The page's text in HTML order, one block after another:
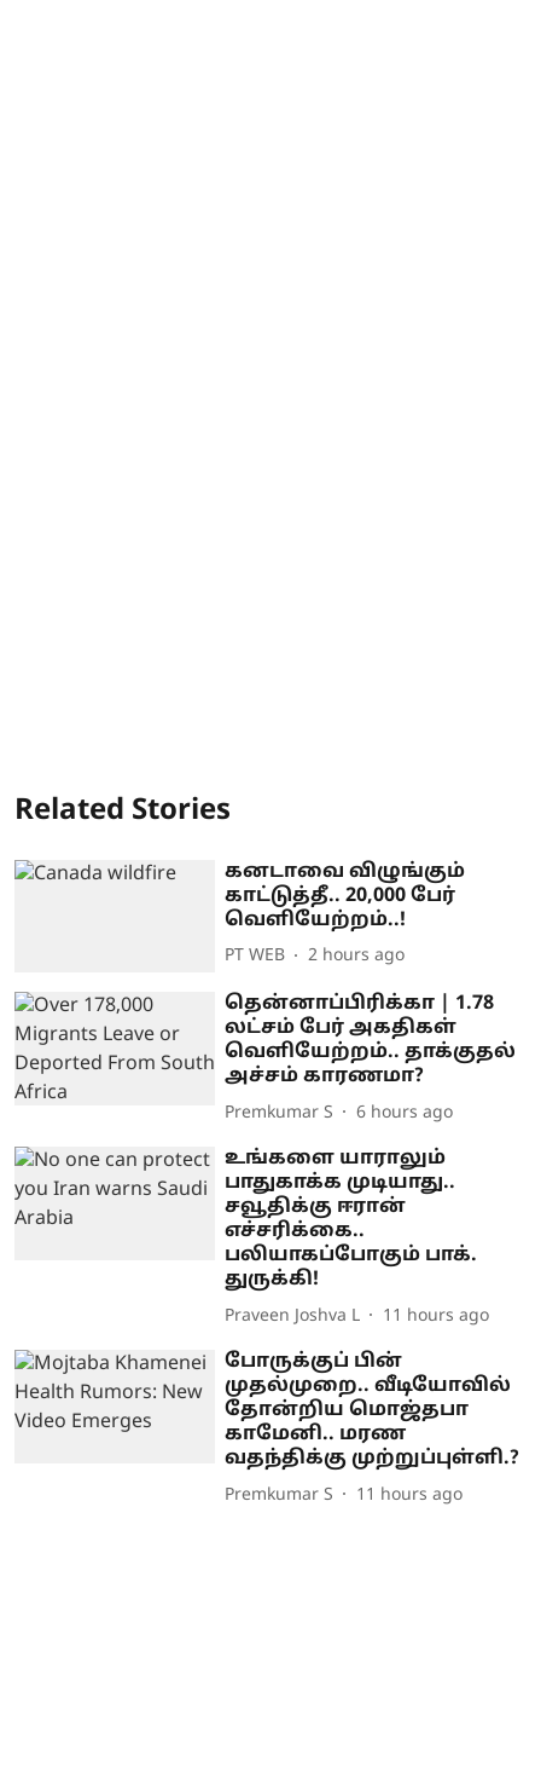
Related Stories
கனடாவை விழுங்கும்
காட்டுத்தீ.. 20,000 பேர்
வெளியேற்றம்..!
PT WEB 2 hours ago
தென்னாப்பிரிக்கா | 1.78
லட்சம் பேர் அகதிகள்
வெளியேற்றம்.. தாக்குதல்
அச்சம் காரணமா?
Premkumar S 6 hours ago
உங்களை யாராலும்
பாதுகாக்க முடியாது..
சவூதிக்கு ஈரான்
எச்சரிக்கை..
பலியாகப்போகும் பாக்.
துருக்கி!
Praveen Joshva L 11 hours ago
போருக்குப் பின்
முதல்முறை.. வீடியோவில்
தோன்றிய மொஜ்தபா
காமேனி.. மரண
வதந்திக்கு முற்றுப்புள்ளி.?
Premkumar S 11 hours ago